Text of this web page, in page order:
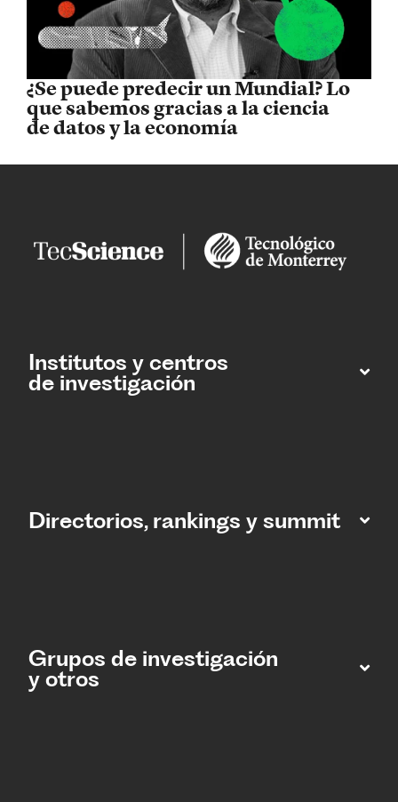
¿Se puede predecir un Mundial? Lo
que sabemos gracias a la ciencia
de datos y la economía
Institutos y centros
de investigación
Directorios, rankings y summit
Grupos de investigación
y otros